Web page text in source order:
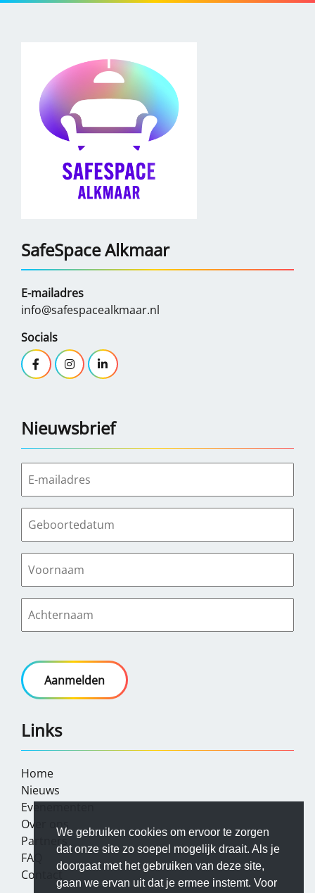
SafeSpace Alkmaar
E-mailadres
info@safespacealkmaar.nl
Socials
Nieuwsbrief
Links
Home
Nieuws
Evenementen
Over ons
Partners
FAQ
Contact
We gebruiken cookies om ervoor te zorgen
dat onze site zo soepel mogelijk draait. Als je
doorgaat met het gebruiken van deze site,
gaan we ervan uit dat je ermee instemt. Voor